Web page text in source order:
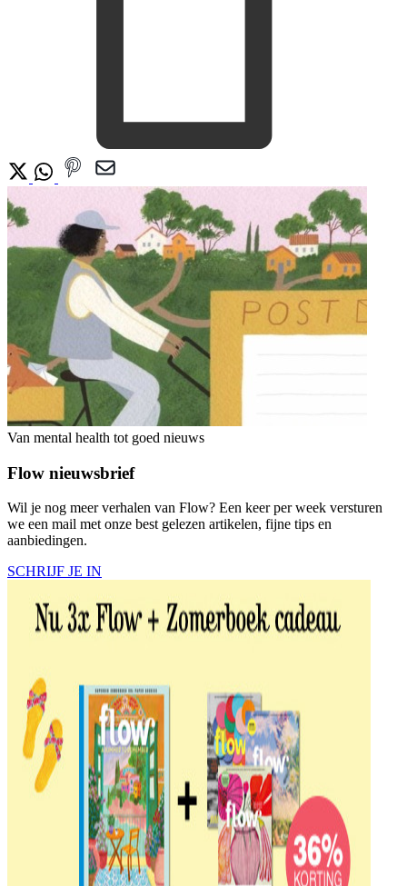
Van mental health tot goed nieuws
Flow nieuwsbrief
Wil je nog meer verhalen van Flow? Een keer per week versturen
we een mail met onze best gelezen artikelen, fijne tips en
aanbiedingen.
SCHRIJF JE IN